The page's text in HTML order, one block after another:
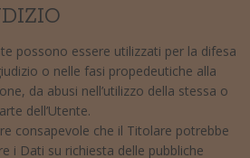
possono essere utilizzati per la difesa
o nelle fasi propedeutiche alla
da abusi nell’utilizzo della stessa o
dell’Utente.
consapevole che il Titolare potrebbe
i Dati su richiesta delle pubbliche